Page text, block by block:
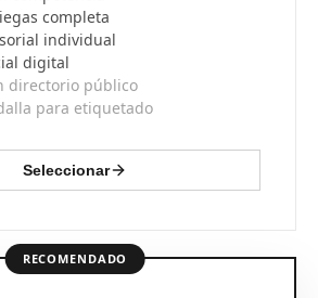
completa
individual
digital
directorio público
para etiquetado
Seleccionar
RECOMENDADO